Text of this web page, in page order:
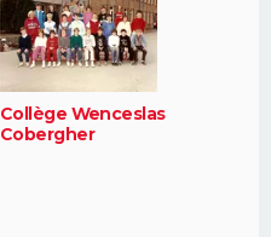
Collège Wenceslas
Cobergher